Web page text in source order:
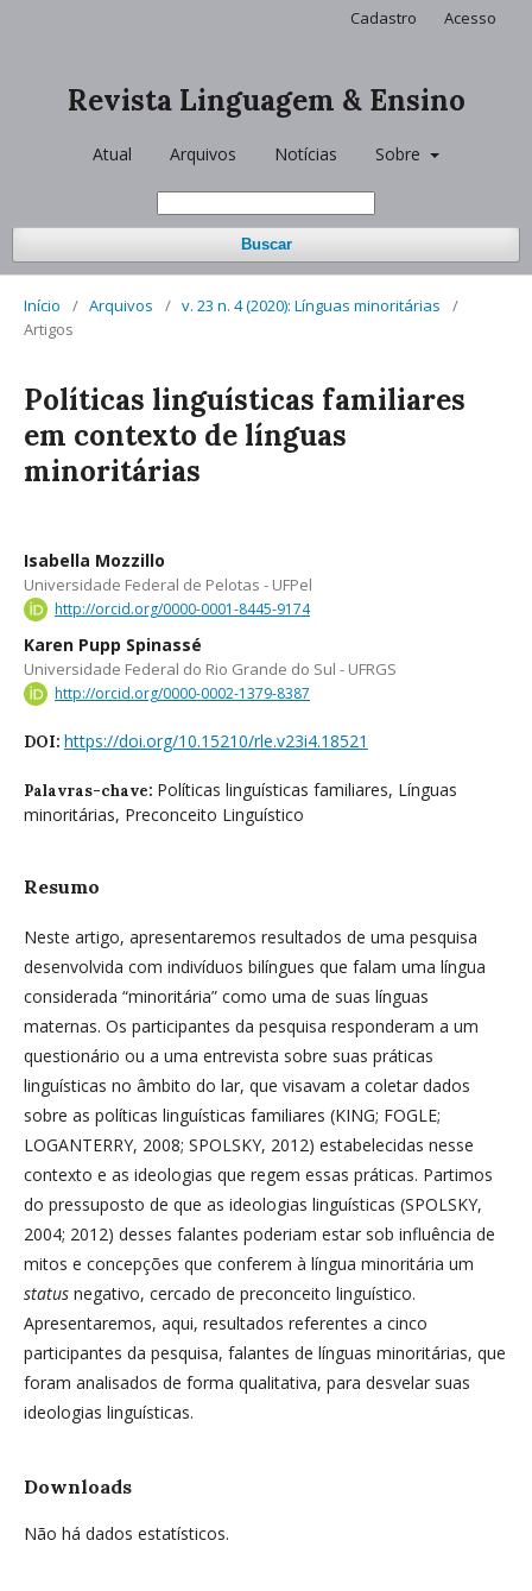
Revista Linguagem & Ensino
Atual Arquivos Notícias Sobre
Buscar
Cadastro Acesso
Início / Arquivos / v. 23 n. 4 (2020): Línguas minoritárias
/
Artigos
Políticas linguísticas familiares
em contexto de línguas
minoritárias
Isabella Mozzillo
Universidade Federal de Pelotas - UFPel
http://orcid.org/0000-0001-8445-9174
Karen Pupp Spinassé
Universidade Federal do Rio Grande do Sul - UFRGS
http://orcid.org/0000-0002-1379-8387
DOI: https://doi.org/10.15210/rle.v23i4.18521
Palavras-chave: Políticas linguísticas familiares, Línguas
minoritárias, Preconceito Linguístico
Resumo
Neste artigo, apresentaremos resultados de uma pesquisa
desenvolvida com indivíduos bilíngues que falam uma língua
considerada “minoritária” como uma de suas línguas
maternas. Os participantes da pesquisa responderam a um
questionário ou a uma entrevista sobre suas práticas
linguísticas no âmbito do lar, que visavam a coletar dados
sobre as políticas linguísticas familiares (KING; FOGLE;
LOGANTERRY, 2008; SPOLSKY, 2012) estabelecidas nesse
contexto e as ideologias que regem essas práticas. Partimos
do pressuposto de que as ideologias linguísticas (SPOLSKY,
2004; 2012) desses falantes poderiam estar sob influência de
mitos e concepções que conferem à língua minoritária um
status negativo, cercado de preconceito linguístico.
Apresentaremos, aqui, resultados referentes a cinco
participantes da pesquisa, falantes de línguas minoritárias, que
foram analisados de forma qualitativa, para desvelar suas
ideologias linguísticas.
Downloads
Não há dados estatísticos.